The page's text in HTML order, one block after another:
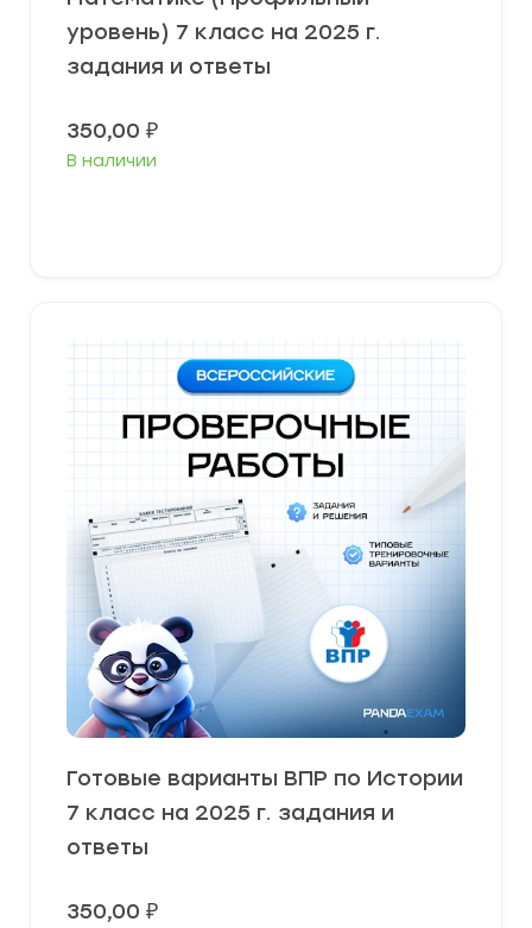
уровень) 7 класс на 2025 г.
задания и ответы
350,00 ₽
В наличии
Готовые варианты ВПР по Истории
7 класс на 2025 г. задания и
ответы
350,00 ₽